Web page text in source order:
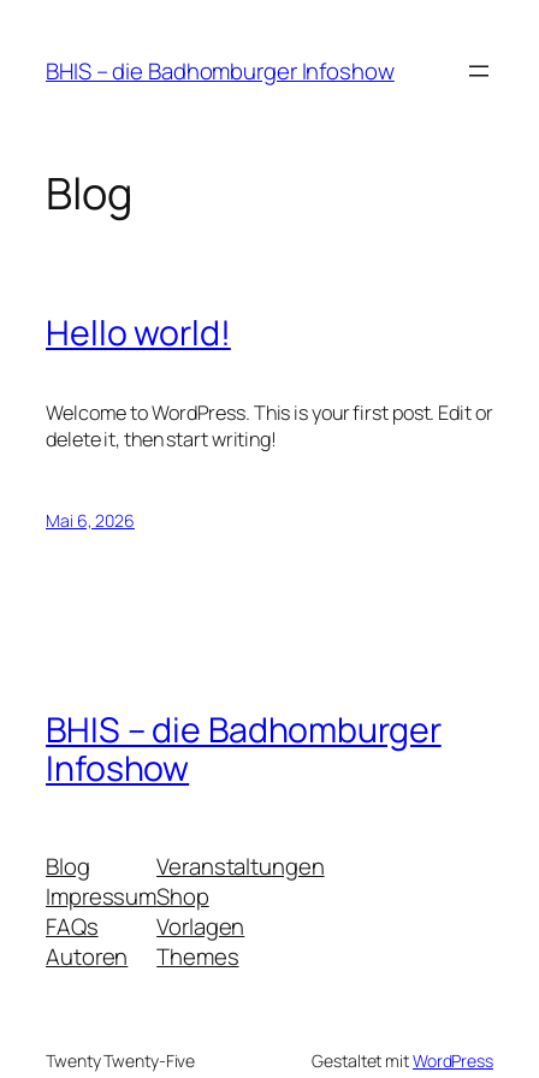
springen
BHIS – die Badhomburger Infoshow
Blog
Hello world!
Welcome to WordPress. This is your first post. Edit or
delete it, then start writing!
Mai 6, 2026
BHIS – die Badhomburger
Infoshow
Blog
Impressum
FAQs
Autoren
Veranstaltungen
Shop
Vorlagen
Themes
Twenty Twenty-Five Gestaltet mitWordPress